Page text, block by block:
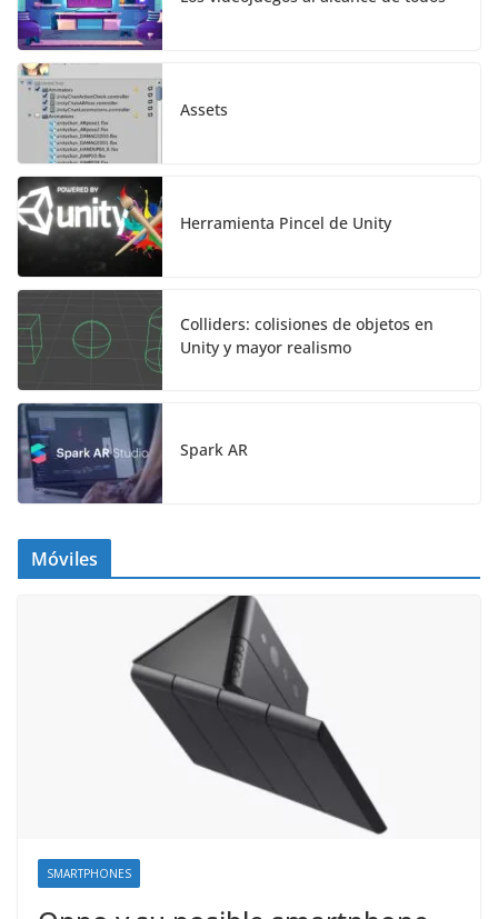
Assets
Herramienta Pincel de Unity
Colliders: colisiones de objetos en
Unity y mayor realismo
Spark AR
Móviles
SMARTPHONES